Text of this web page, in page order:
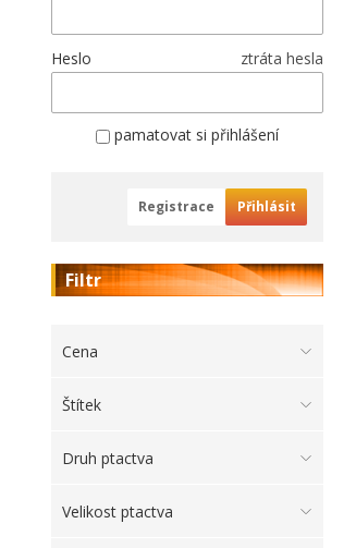
Heslo ztráta hesla
pamatovat si přihlášení
Registrace Přihlásit
Filtr
Cena
Štítek
Druh ptactva
Velikost ptactva